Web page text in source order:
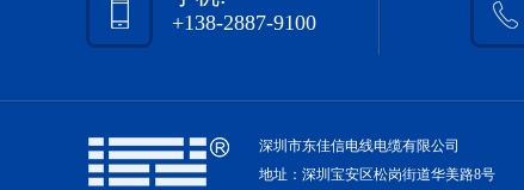
+138-2887-9100
深圳市东佳信电线电缆有限公司
地址：深圳宝安区松岗街道华美路8号